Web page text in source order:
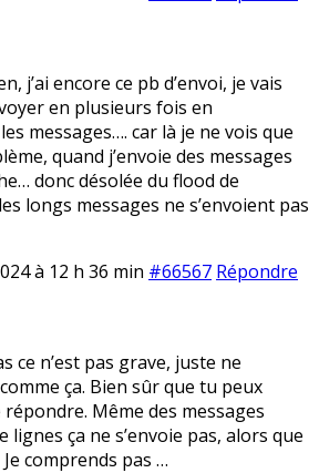
j’ai encore ce pb d’envoi, je vais
en plusieurs fois en
messages…. car là je ne vois que
quand j’envoie des messages
donc désolée du flood de
longs messages ne s’envoient pas
à 12 h 36 min #66567 Répondre
ce n’est pas grave, juste ne
ça. Bien sûr que tu peux
Même des messages
lignes ça ne s’envoie pas, alors que
comprends pas …